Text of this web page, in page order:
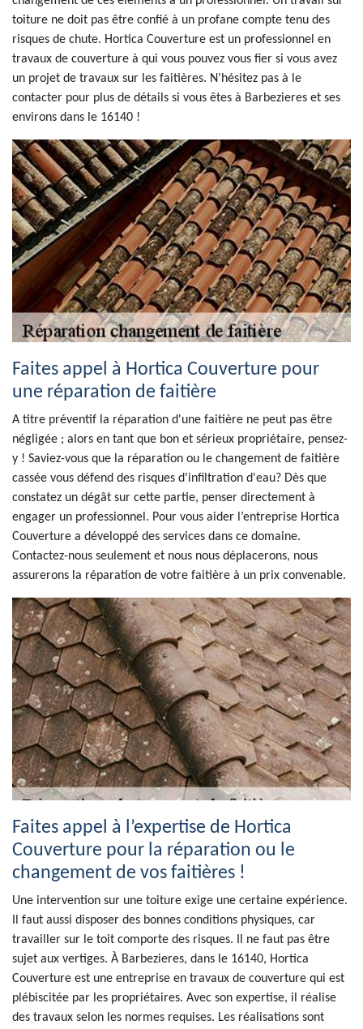
toiture ne doit pas être confié à un profane compte tenu des
risques de chute. Hortica Couverture est un professionnel en
travaux de couverture à qui vous pouvez vous fier si vous avez
un projet de travaux sur les faitières. N’hésitez pas à le
contacter pour plus de détails si vous êtes à Barbezieres et ses
environs dans le 16140 !
Faites appel à Hortica Couverture pour
une réparation de faitière
A titre préventif la réparation d'une faitière ne peut pas être
négligée ; alors en tant que bon et sérieux propriétaire, pensez-
y ! Saviez-vous que la réparation ou le changement de faitière
cassée vous défend des risques d'infiltration d'eau? Dès que
constatez un dégât sur cette partie, penser directement à
engager un professionnel. Pour vous aider l’entreprise Hortica
Couverture a développé des services dans ce domaine.
Contactez-nous seulement et nous nous déplacerons, nous
assurerons la réparation de votre faitière à un prix convenable.
Faites appel à l’expertise de Hortica
Couverture pour la réparation ou le
changement de vos faitières !
Une intervention sur une toiture exige une certaine expérience.
Il faut aussi disposer des bonnes conditions physiques, car
travailler sur le toit comporte des risques. Il ne faut pas être
sujet aux vertiges. À Barbezieres, dans le 16140, Hortica
Couverture est une entreprise en travaux de couverture qui est
plébiscitée par les propriétaires. Avec son expertise, il réalise
des travaux selon les normes requises. Les réalisations sont